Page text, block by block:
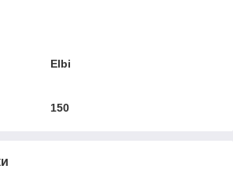
Elbi
150